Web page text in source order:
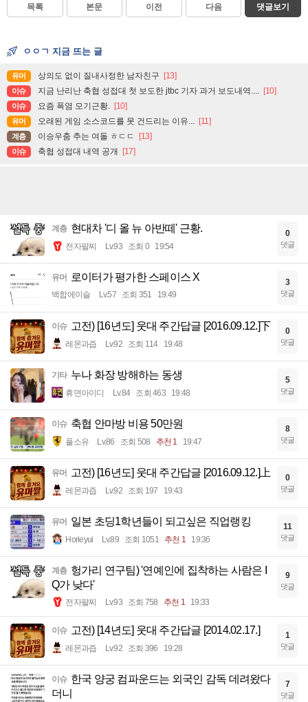
목록 본문 이전 다음 댓글보기
ㅇㅇㄱ 지금 뜨는 글
유머 상의도 없이 질내사정한 남자친구 [13]
이슈 지금 난리난 축협 성접대 첫 보도한 jtbc 기자 과거 보도내역.... [10]
이슈 요즘 폭염 모기근황. [10]
유머 오래된 게임 소스코드를 못 건드리는 이유... [11]
계층 이승우춤 추는 여돌 ㅎㄷㄷ [13]
이슈 축협 성접대 내역 공개 [17]
계층 현대차 '디 올 뉴 아반떼' 근황.
전자팔찌 Lv.93 조회 0 19:54
0
댓글
유머 로이터가 평가한 스페이스 X
백합에이슬 Lv.57 조회 351 19:49
3
댓글
이슈 고전) [16년도] 웃대 주간답글 [2016.09.12.]下
레몬과즙 Lv.92 조회 114 19:48
0
댓글
기타 누나 화장 방해하는 동생
휴면아이디 Lv.84 조회 463 19:48
5
댓글
이슈 축협 안마방 비용 50만원
풀소유 Lv.86 조회 508 추천 1 19:47
8
댓글
유머 고전) [16년도] 웃대 주간답글 [2016.09.12.]上
레몬과즙 Lv.92 조회 197 19:43
0
댓글
유머 일본 초딩1학년들이 되고싶은 직업랭킹
Horieyui Lv.89 조회 1051 추천 1 19:36
11
댓글
계층 헝가리 연구팀) '연예인에 집착하는 사람은 I
Q가 낮다'
전자팔찌 Lv.93 조회 758 추천 1 19:33
9
댓글
이슈 고전) [14년도] 웃대 주간답글 [2014.02.17.]
레몬과즙 Lv.92 조회 396 19:28
1
댓글
이슈 한국 양궁 컴파운드는 외국인 감독 데려왔다
더니
7
댓글